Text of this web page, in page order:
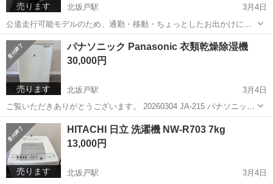
売ります 北坂戸駅
3月4日
公道走行可能モデルのため、通勤・移動・ちょっとしたお出かけに便
利です。 【品 質】中古 【付属品】付属品は画像に写っているものが
全てとなります。 【在 庫】１個 【その他注意点】 可能な限り気に
なるキズ・へこみ・シミ...
埼玉 坂戸市 北坂戸駅 キックボード
売ります
パナソニック Panasonic 衣類乾燥除湿機
30,000円
北坂戸駅
3月4日
ご覧いただきありがとうございます。 20260304 JA-215 パナソニック
衣類乾燥除湿機 F-YC120HPX の出品です。 【商品説明】 ・メーカ
ー：パナソニック ・型番：F-YC120HPX ・タイプ：衣類...
埼玉 坂戸市 北坂戸駅 生活家電
売ります
HITACHI 日立 洗濯機 NW-R703 7kg
13,000円
北坂戸駅
3月4日